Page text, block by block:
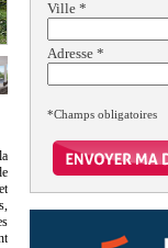
Ville *
Adresse *
*Champs obligatoires